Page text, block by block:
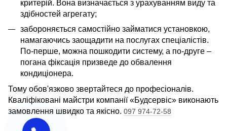
критерій. Вона визначається з урахуванням виду та
здібностей агрегату;
забороняється самостійно займатися установкою,
намагаючись заощадити на послугах спеціалістів.
По-перше, можна пошкодити систему, а по-друге –
погана фіксація призведе до обвалення
кондиціонера.
Тому обов'язково звертайтеся до професіоналів.
Кваліфіковані майстри компанії «Будсервіс» виконають
замовлення швидко та якісно. 097 974-72-58